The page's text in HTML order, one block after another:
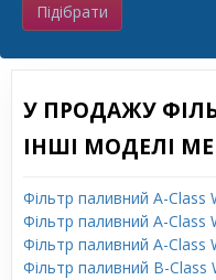
Підібрати
У ПРОДАЖУ
ІНШІ МОДЕЛІ
Фільтр паливний A-Class
Фільтр паливний A-Class
Фільтр паливний A-Class
Фільтр паливний B-Class